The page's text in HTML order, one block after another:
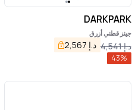
DARKPARK
جينز قطني أزرق
د.إ4,541 د.إ 2,567
43%